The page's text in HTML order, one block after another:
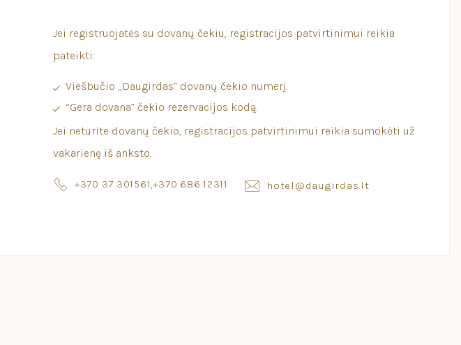
Jei registruojatės su dovanų čekiu, registracijos patvirtinimui reikia
pateikti:
Viešbučio „Daugirdas” dovanų čekio numerį.
“Gera dovana” čekio rezervacijos kodą.
Jei neturite dovanų čekio, registracijos patvirtinimui reikia sumokėti už
vakarienę iš anksto.
+370 37 301561,+370 686 12311 hotel@daugirdas.lt